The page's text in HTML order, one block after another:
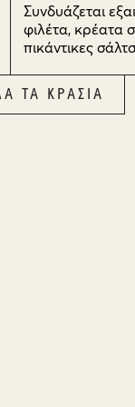
Συνδυάζεται
φιλέτα, κρέατα
πικάντικες
ΤΑ ΚΡΑΣΙΑ